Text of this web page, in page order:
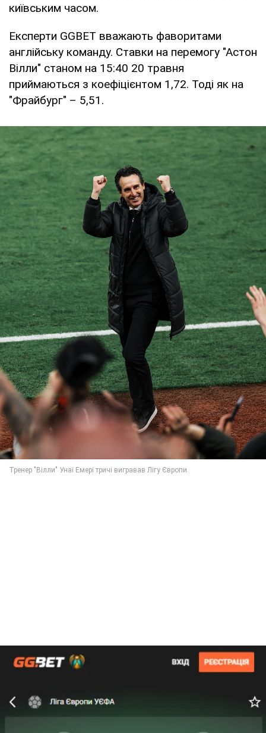
київським часом.
Експерти GGBET вважають фаворитами
англійську команду. Ставки на перемогу "Астон
Вілли" станом на 15:40 20 травня
приймаються з коефіцієнтом 1,72. Тоді як на
"Фрайбург" – 5,51.